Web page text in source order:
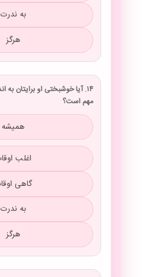
به ندرت
هرگز
۱۴. آیا خوشبختی او برایتان
مهم است؟
همیشه
اغلب
گاهی
به ندرت
هرگز